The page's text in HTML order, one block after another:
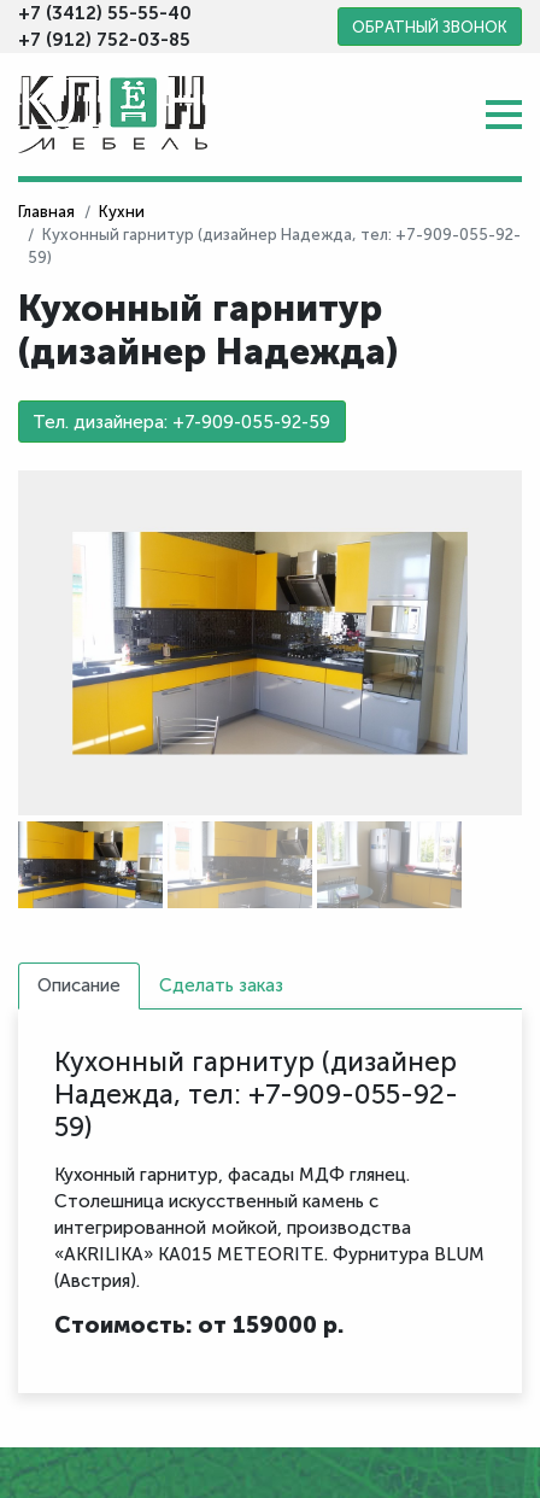
+7 (3412) 55-55-40
+7 (912) 752-03-85
ОБРАТНЫЙ ЗВОНОК
Главная
Кухни
Кухонный гарнитур (дизайнер Надежда, тел: +7-909-055-92-
59)
Кухонный гарнитур
(дизайнер Надежда)
Тел. дизайнера: +7-909-055-92-59
Описание Сделать заказ
Кухонный гарнитур (дизайнер
Надежда, тел: +7-909-055-92-
59)
Кухонный гарнитур, фасады МДФ глянец.
Столешница искусственный камень с
интегрированной мойкой, производства
«AKRILIKA» KA015 МETEORITE. Фурнитура BLUM
(Австрия).
Стоимость: от 159000 р.